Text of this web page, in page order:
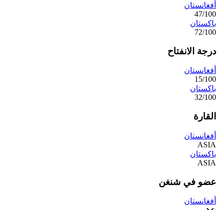
أفغانستان
47/100
باكستان
72/100
درجة الانفتاح
أفغانستان
15/100
باكستان
32/100
القارة
أفغانستان
ASIA
باكستان
ASIA
عضو في شنغن
أفغانستان